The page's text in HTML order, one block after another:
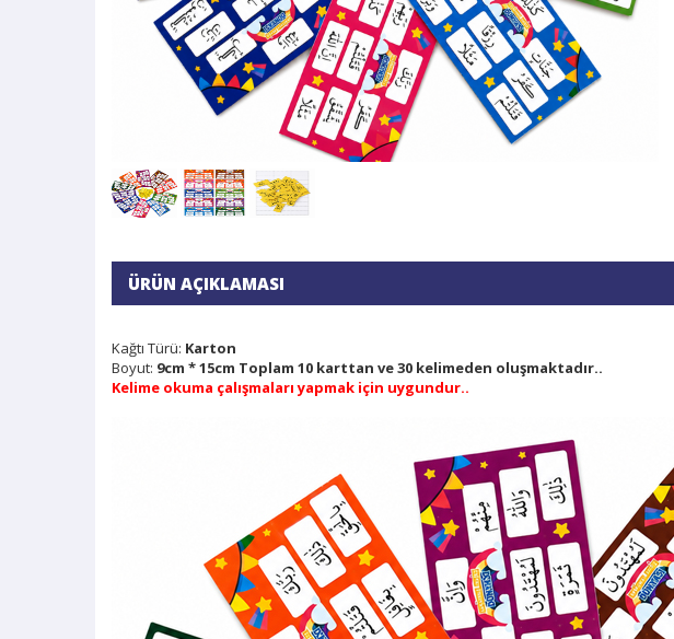
ÜRÜN AÇIKLAMASI
Kağtı Türü: Karton
Boyut: 9cm * 15cm Toplam 10 karttan ve 30 kelimeden oluşmaktadır..
Kelime okuma çalışmaları yapmak için uygundur..